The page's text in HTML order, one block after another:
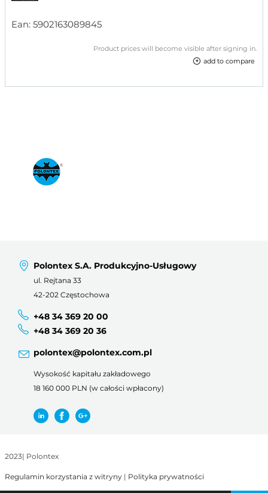
Ean: 5902163089845
Product prices will become visible after signing in.
add to compare
Polontex S.A. Produkcyjno-Usługowy
ul. Rejtana 33
42-202 Częstochowa
+48 34 369 20 00
+48 34 369 20 36
polontex@polontex.com.pl
Wysokość kapitału zakładowego
18 160 000 PLN (w całości wpłacony)
2023| Polontex
Regulamin korzystania z witryny | Polityka prywatności